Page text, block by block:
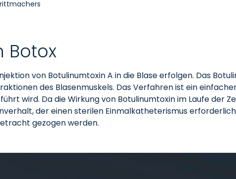
Botox
von Botulinumtoxin A in die Blase erfolgen. Das
des Blasenmuskels. Das Verfahren ist ein
wird. Da die Wirkung von Botulinumtoxin im Laufe der
der einen sterilen Einmalkatheterismus
gezogen werden.